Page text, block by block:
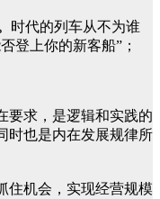
时代的列车从不为谁
登上你的新客船”；
要求，是逻辑和实践的
时也是内在发展规律所
住机会，实现经营规模